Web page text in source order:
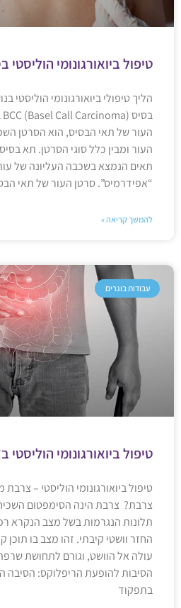
טיפול ביואורגונומי
הליך טיפולי ביואורגונומי הוליסטי
העור של תאי הבסיס, הוא הסרטן
העור ומבין כלל סוגי הסרטן. תא
תאים הנמצא בשכבה העליונה של
“אפידרמיס”. סרטן העור של תאי
להמשך קריאה »
עבודות בוגרים
טיפול ביואורגונומי הוליסטי
טיפול ביואורגונומי הוליסטי – צרבת
צרבת? צרבת הינה הסימפטום
תלונות הנגרמות בשל מצב הנקרא
החזר וושטי קיבתי. זהו מצב בו תוכן
עולה אל הוושט, וגורם לתחושת
הסיבות להופעת הריפלוקס: הסיבה
בתפקוד